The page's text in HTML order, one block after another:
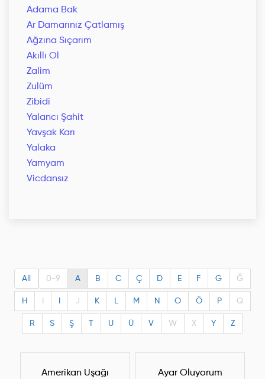
Adama Bak
Ar Damarınız Çatlamış
Ağzına Sıçarım
Akıllı Ol
Zalim
Zulüm
Zibidi
Yalancı Şahit
Yavşak Karı
Yalaka
Yamyam
Vicdansız
All 0-9 A B C Ç D E F G Ğ
H J K L M N O Ö P Q
R S Ş U Ü V W X Y Z
Amerikan Uşağı Ayar Oluyorum